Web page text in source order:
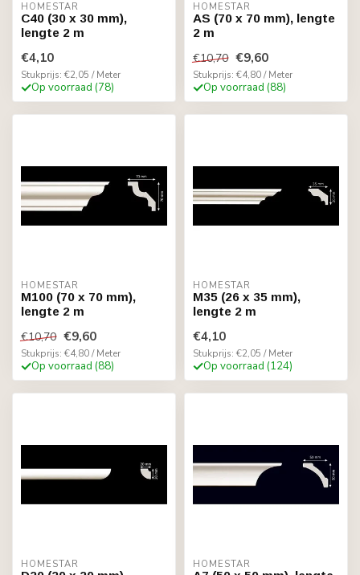
HOMESTAR
C40 (30 x 30 mm),
lengte 2 m
€4,10
Stukprijs: €2,05 / Meter
Op voorraad (78)
HOMESTAR
AS (70 x 70 mm), lengte
2 m
€10,70 €9,60
Stukprijs: €4,80 / Meter
Op voorraad (88)
HOMESTAR
M100 (70 x 70 mm),
lengte 2 m
€10,70 €9,60
Stukprijs: €4,80 / Meter
Op voorraad (88)
HOMESTAR
M35 (26 x 35 mm),
lengte 2 m
€4,10
Stukprijs: €2,05 / Meter
Op voorraad (124)
HOMESTAR HOMESTAR